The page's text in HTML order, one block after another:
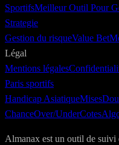
SportifsMeilleur Outil Pour
Strategie
Gestion du risqueValue Bet
Légal
Mentions légales
Paris sportifs
Handicap AsiatiqueMises
ChanceOver/UnderCotes
Almanax est un outil de suivi